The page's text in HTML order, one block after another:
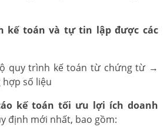
kế toán và tự tin lập được các
quy trình kế toán từ chứng từ →
số liệu
kế toán tối ưu lợi ích doanh
định mới nhất, bao gồm: